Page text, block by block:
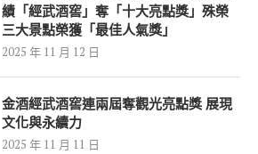
績「經武酒窖」奪「十大亮點獎」殊榮
三大景點榮獲「最佳人氣獎」
2025 年 11 月 12 日
金酒經武酒窖連兩屆奪觀光亮點獎 展現
文化與永續力
2025 年 11 月 11 日